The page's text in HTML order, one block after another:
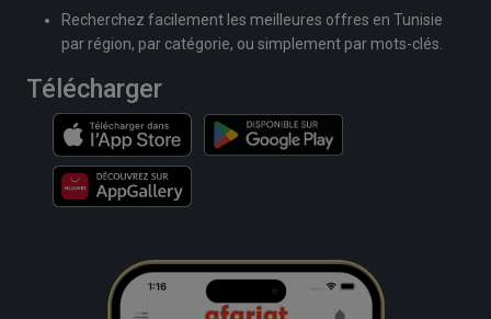
Recherchez facilement les meilleures offres en Tunisie
par région, par catégorie, ou simplement par mots-clés.
Télécharger